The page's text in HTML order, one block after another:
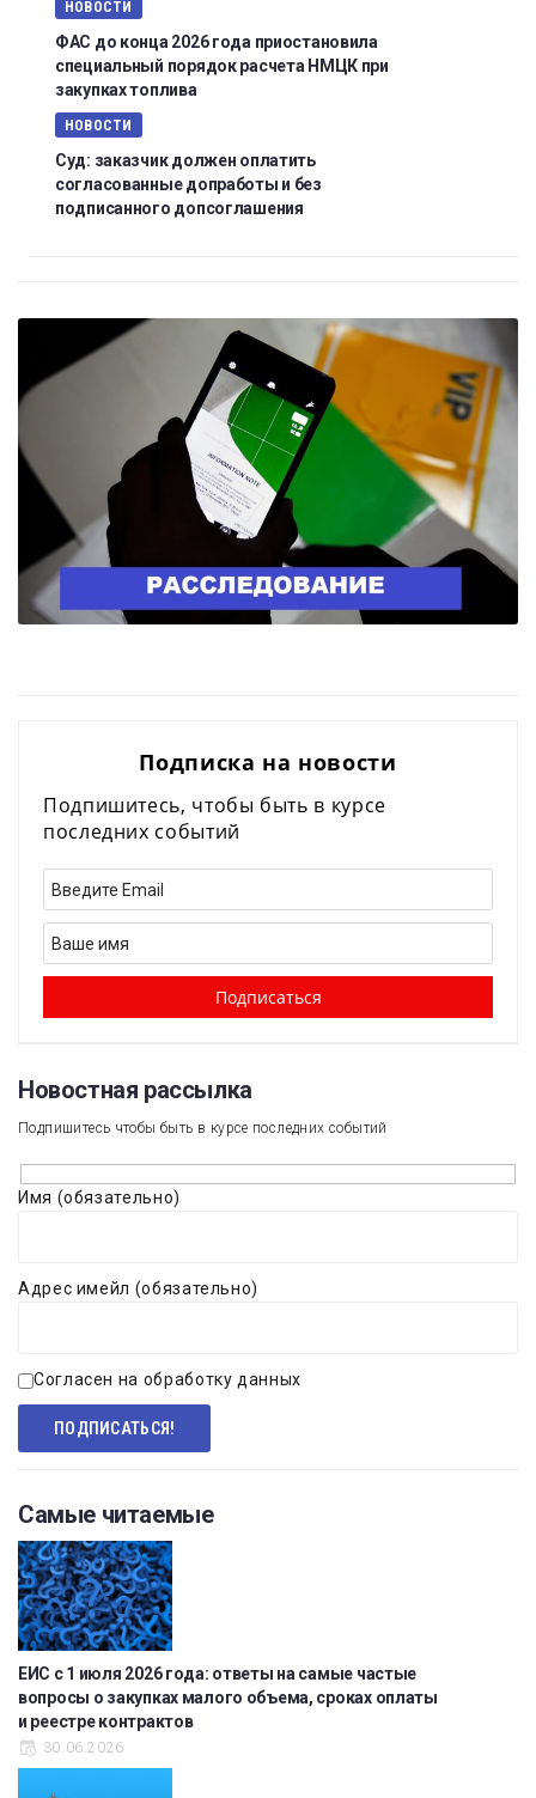
НОВОСТИ
ФАС до конца 2026 года приостановила
специальный порядок расчета НМЦК при
закупках топлива
НОВОСТИ
Суд: заказчик должен оплатить
согласованные допработы и без
подписанного допсоглашения
Подписка на новости
Подпишитесь, чтобы быть в курсе
последних событий
Новостная рассылка​
Подпишитесь чтобы быть в курсе последних событий
Имя (обязательно)
Адрес имейл (обязательно)
Согласен на обработку данных
Самые читаемые
ЕИС с 1 июля 2026 года: ответы на самые частые
вопросы о закупках малого объема, сроках оплаты
и реестре контрактов
30.06.2026